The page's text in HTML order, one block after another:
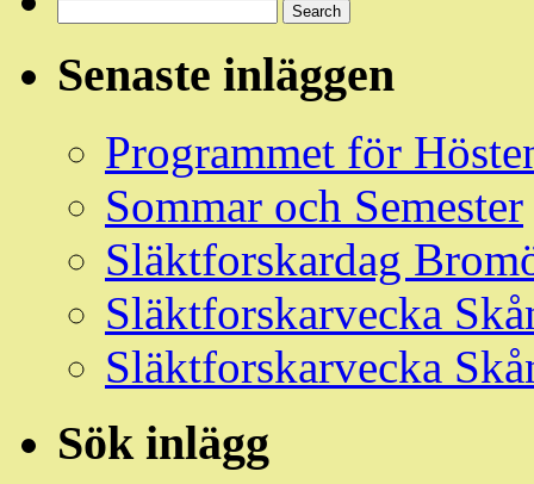
Händelser
SearchEvents
Senaste inläggen
Programmet för
Sommar och Semester
Släktforskardag
Släktforskarvecka
Släktforskarvecka
Sök inlägg